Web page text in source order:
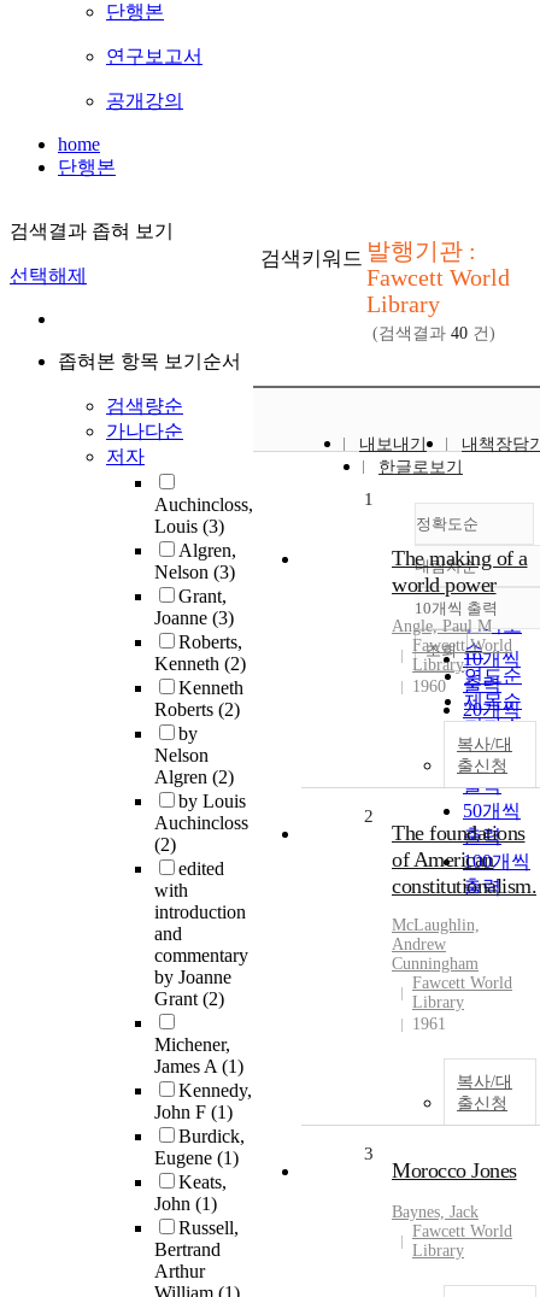
단행본
연구보고서
공개강의
home
단행본
검색결과 좁혀 보기
선택해제
좁혀본 항목 보기순서
검색량순
가나다순
저자
Auchincloss,
Louis (3)
Algren,
Nelson (3)
Grant,
Joanne (3)
Roberts,
Kenneth (2)
Kenneth
Roberts (2)
by
Nelson
Algren (2)
by Louis
Auchincloss
(2)
edited
with
introduction
and
commentary
by Joanne
Grant(2)
Michener,
James A(1)
Kennedy,
John F (1)
Burdick,
Eugene (1)
Keats,
John (1)
Russell,
Bertrand
Arthur
검색키워드 발행기관 :
Fawcett World
Library
(검색결과 40 건)
내보내기
내책장담
한글로보기
정확도순
정확도
순
인기도
순
연도순
제목순
저자순
발행기
관순
내림차순
내림차순
10개씩 출력
10개씩
출력
20개씩
출력
30개씩
출력
50개씩
출력
100개씩
출력
조회
1
The making of a
world power
Angle, Paul M
Fawcett World
Library
1960
복사/대
출신청
2
The foundations
of American
constitutionalism.
McLaughlin,
Andrew
Cunningham
Fawcett World
Library
1961
복사/대
출신청
3
Morocco Jones
Baynes, Jack
Fawcett World
Library